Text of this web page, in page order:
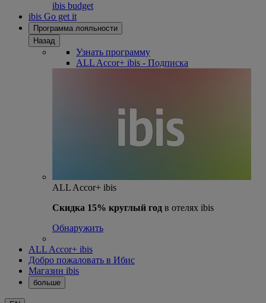
ibis budget
ibis Go get it
Программа лояльности
Назад
Узнать программу
ALL Accor+ ibis - Подписка
ALL Accor+ ibis
Скидка 15% круглый год в отелях ibis
Обнаружить
ALL Accor+ ibis
Добро пожаловать в Ибис
Магазин ibis
больше